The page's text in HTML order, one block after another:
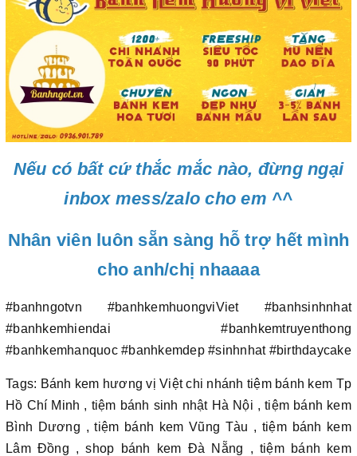
Nếu có bất cứ thắc mắc nào, đừng ngại
inbox mess/zalo cho em ^^
Nhân viên luôn sẵn sàng hỗ trợ hết mình
cho anh/chị nhaaaa
#banhngotvn #banhkemhuongviViet #banhsinhnhat
#banhkemhiendai #banhkemtruyenthong
#banhkemhanquoc #banhkemdep #sinhnhat #birthdaycake
Tags: Bánh kem hương vị Việt chi nhánh tiệm bánh kem Tp
Hồ Chí Minh , tiệm bánh sinh nhật Hà Nội , tiệm bánh kem
Bình Dương , tiệm bánh kem Vũng Tàu , tiệm bánh kem
Lâm Đồng , shop bánh kem Đà Nẵng , tiệm bánh kem